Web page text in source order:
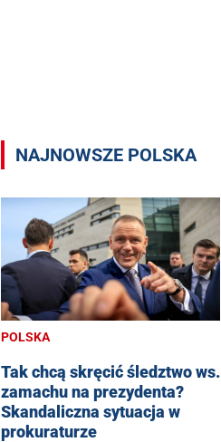
NAJNOWSZE POLSKA
POLSKA
Tak chcą skręcić śledztwo ws.
zamachu na prezydenta?
Skandaliczna sytuacja w
prokuraturze